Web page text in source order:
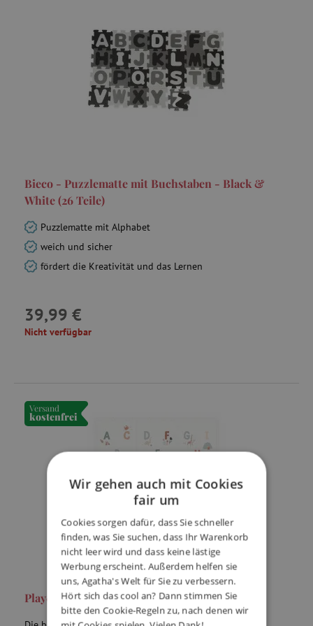
Bieco - Puzzlematte mit Buchstaben - Black &
White (26 Teile)
Puzzlematte mit Alphabet
weich und sicher
fördert die Kreativität und das Lernen
39,99 €
Nicht verfügbar
Versand
kostenfrei
Play&Go EEVAA Spielmatte Alphabet
Wir gehen auch mit Cookies
fair um
Cookies sorgen dafür, dass Sie schneller
finden, was Sie suchen, dass Ihr Warenkorb
nicht leer wird und dass keine lästige
Werbung erscheint. Außerdem helfen sie
uns, Agatha's Welt für Sie zu verbessern.
Hört sich das cool an? Dann stimmen Sie
bitte den Cookie-Regeln zu, nach denen wir